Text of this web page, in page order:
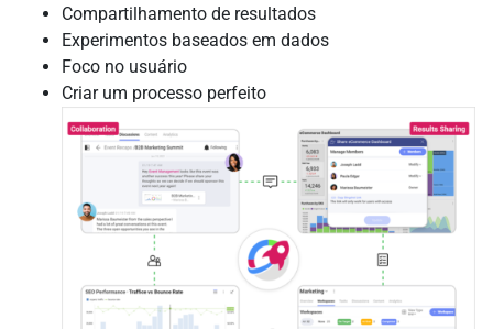
Compartilhamento de resultados
Experimentos baseados em dados
Foco no usuário
Criar um processo perfeito